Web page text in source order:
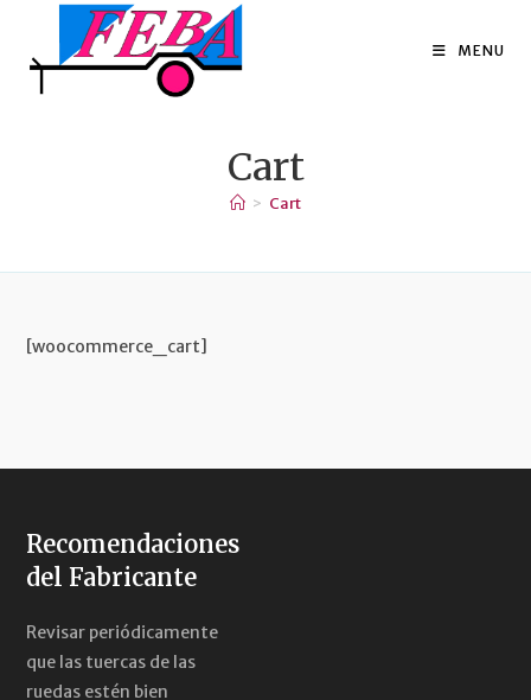
content
MENU
Cart
> Cart
[woocommerce_cart]
Recomendaciones
del Fabricante
Revisar periódicamente
que las tuercas de las
ruedas estén bien